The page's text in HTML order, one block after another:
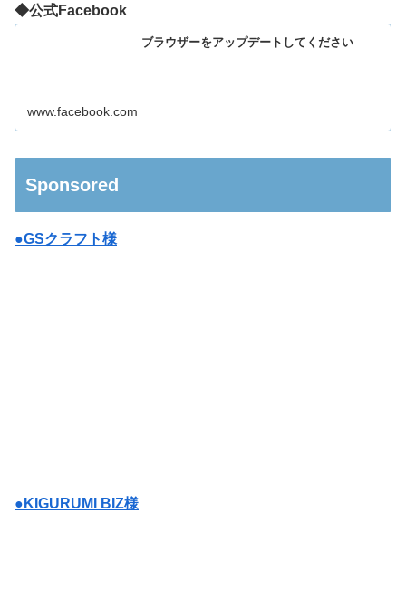
◆公式Facebook
ブラウザーをアップデートしてください
www.facebook.com
Sponsored
●GSクラフト様
●KIGURUMI BIZ様